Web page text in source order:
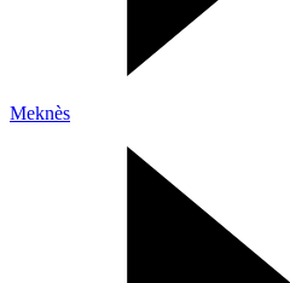
Meknès